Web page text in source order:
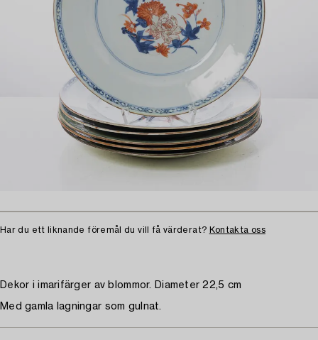
Har du ett liknande föremål du vill få värderat? Kontakta oss
Dekor i imarifärger av blommor. Diameter 22,5 cm
Med gamla lagningar som gulnat.